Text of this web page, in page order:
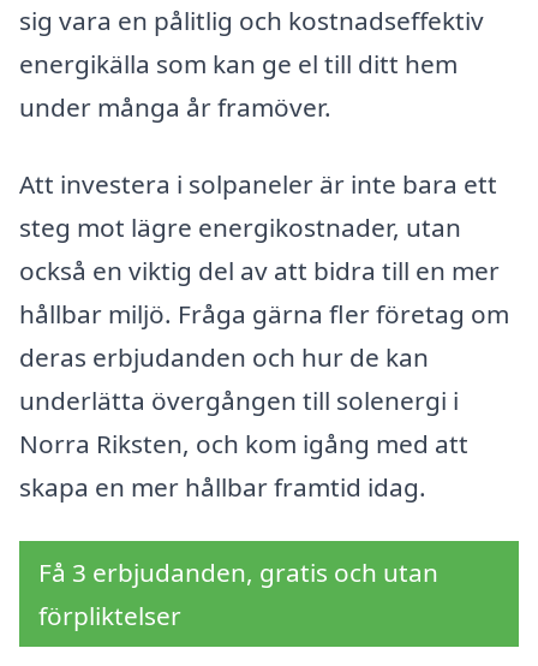
sig vara en pålitlig och kostnadseffektiv
energikälla som kan ge el till ditt hem
under många år framöver.
Att investera i solpaneler är inte bara ett
steg mot lägre energikostnader, utan
också en viktig del av att bidra till en mer
hållbar miljö. Fråga gärna fler företag om
deras erbjudanden och hur de kan
underlätta övergången till solenergi i
Norra Riksten, och kom igång med att
skapa en mer hållbar framtid idag.
Få 3 erbjudanden, gratis och utan
förpliktelser